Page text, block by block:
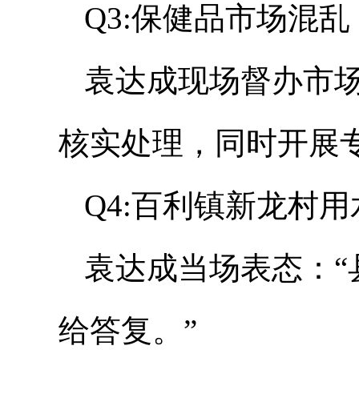
Q3:保健品市场混
袁达成现场督办市
核实处理，同时开展
Q4:百利镇新龙村
袁达成当场表态：
给答复。”